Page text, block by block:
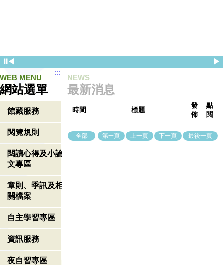
⏸◀
▶
WEB MENU
網站選單
館藏服務
閱覽規則
閱讀心得及小論
文專區
章則、季訊及相
關檔案
自主學習專區
資訊服務
夜自習專區
:::
最新消息
NEWS
時間 標題
發
佈
點
閱
全部 第一頁 上一頁 下一頁 最後一頁